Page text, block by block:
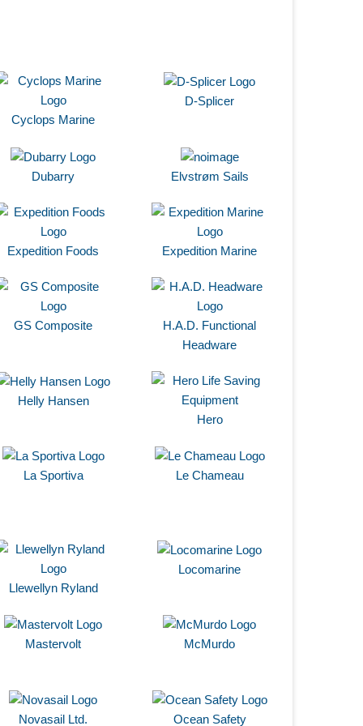
Cyclops Marine
D-Splicer
Dubarry Elvstrøm Sails
Expedition Foods Expedition Marine
GS Composite
H.A.D. Functional
Headware
Helly Hansen
Hero
La Sportiva Le Chameau
Llewellyn Ryland
Locomarine
Mastervolt McMurdo
Novasail Ltd. Ocean Safety